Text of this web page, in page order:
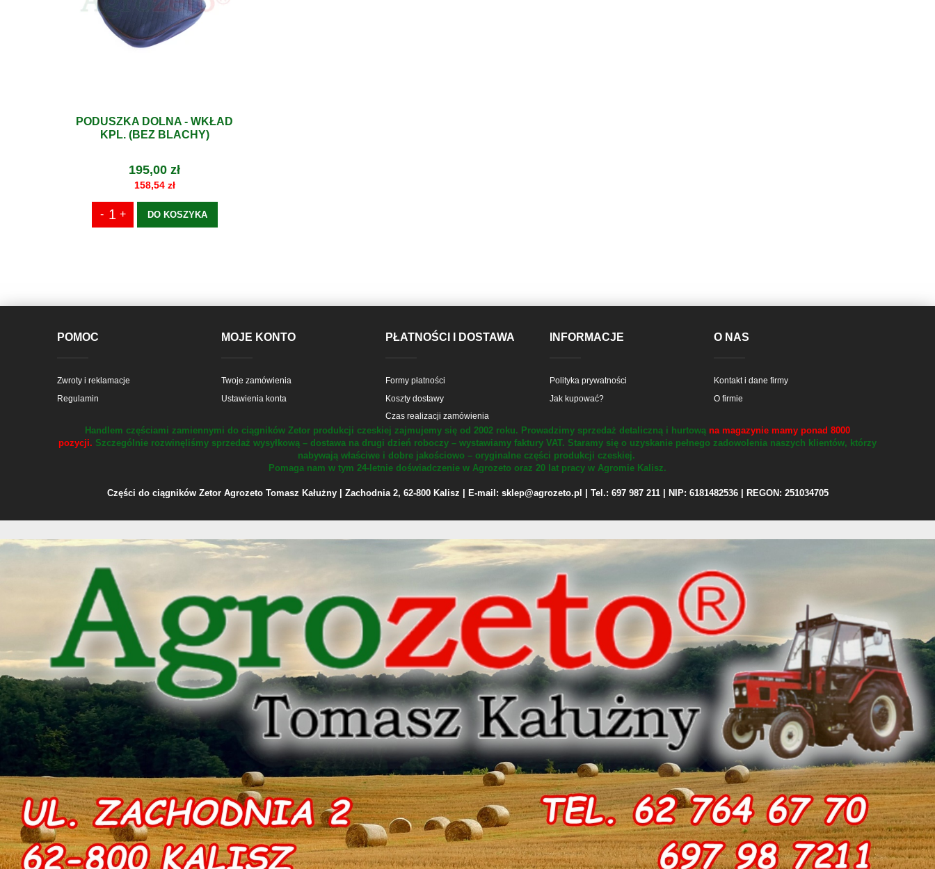
PODUSZKA DOLNA - WKŁAD
KPL. (BEZ BLACHY)
195,00 zł
158,54 zł
DO KOSZYKA
POMOC
Zwroty i reklamacje
Regulamin
MOJE KONTO
Twoje zamówienia
Ustawienia konta
PŁATNOŚCI I DOSTAWA
Formy płatności
Koszty dostawy
Czas realizacji zamówienia
INFORMACJE
Polityka prywatności
Jak kupować?
O NAS
Kontakt i dane firmy
O firmie
Handlem częściami zamiennymi do ciągników Zetor produkcji czeskiej zajmujemy się od 2002 roku. Prowadzimy sprzedaż detaliczną i hurtową na magazynie mamy ponad 8000
pozycji. Szczególnie rozwinęliśmy sprzedaż wysyłkową – dostawa na drugi dzień roboczy – wystawiamy faktury VAT. Staramy się o uzyskanie pełnego zadowolenia naszych klientów, którzy
nabywają właściwe i dobre jakościowo – oryginalne części produkcji czeskiej.
Pomaga nam w tym 24-letnie doświadczenie w Agrozeto oraz 20 lat pracy w Agromie Kalisz.
Części do ciągników Zetor Agrozeto Tomasz Kałużny | Zachodnia 2, 62-800 Kalisz | E-mail: sklep@agrozeto.pl | Tel.: 697 987 211 | NIP: 6181482536 | REGON: 251034705